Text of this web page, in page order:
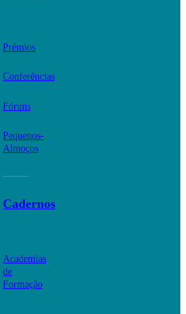
Prémios
Conferências
Fóruns
Pequenos-
Almoços
Cadernos
Academias
de
Formação